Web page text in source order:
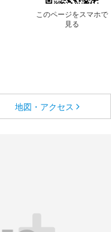
このページをスマホで
見る
地図・アクセス